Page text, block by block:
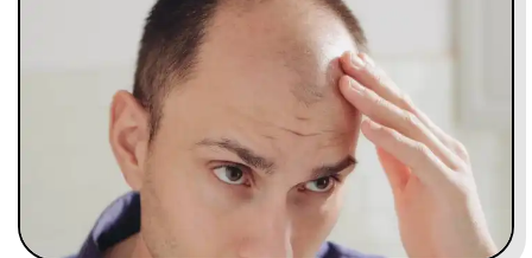
Comment ça marche ?
Notre approche médicale